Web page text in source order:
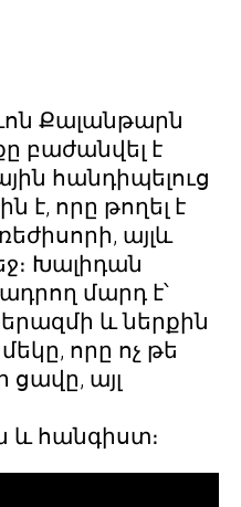
Քալանթարն
բաժանվել է
հանդիպելուց
է, որը թողել է
այլև
Խալիդան
մարդ է՝
և ներքին
որը ոչ թե
ցավը, այլ
հանգիստ։